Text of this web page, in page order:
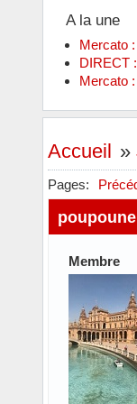
A la une
Mercato
DIRECT
Mercato
Accueil »
Pages:
poupoune
Membre